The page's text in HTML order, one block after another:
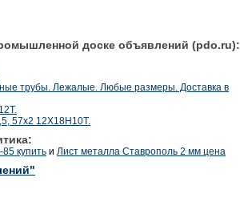
доске объявлений (pdo.ru):
трубы. Лежалые. Любые размеры. Доставка в
57х2 12Х18Н10Т.
купить и Лист металла Ставрополь 2 мм цена